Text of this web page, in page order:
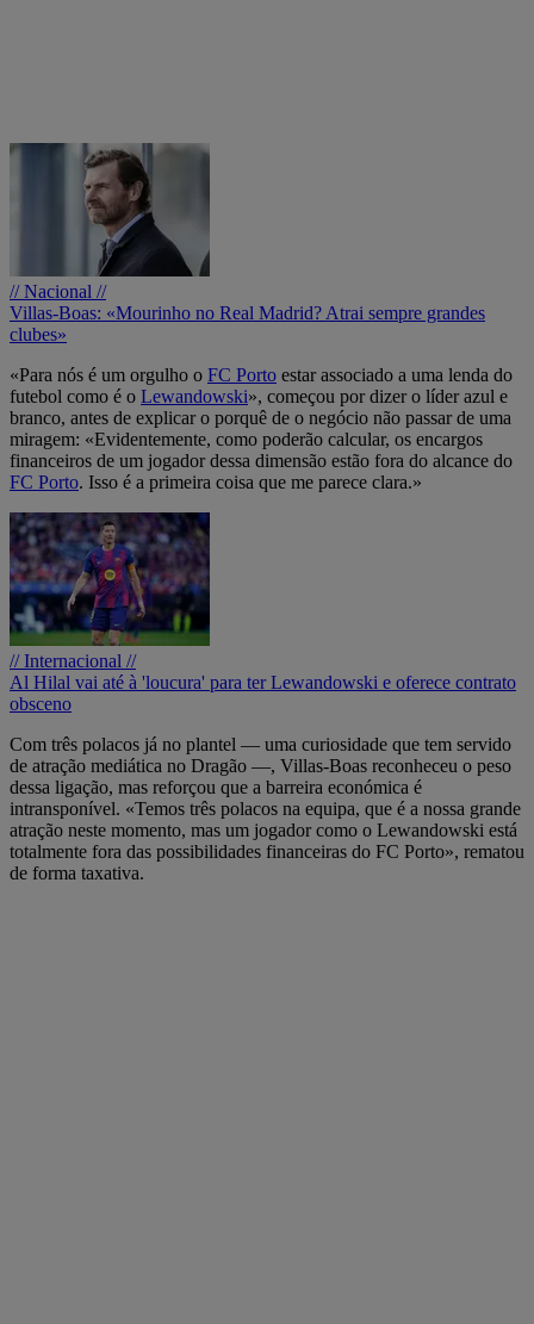
// Nacional //
Villas-Boas: «Mourinho no Real Madrid? Atrai sempre grandes
clubes»
«Para nós é um orgulho o FC Porto estar associado a uma lenda do
futebol como é o Lewandowski», começou por dizer o líder azul e
branco, antes de explicar o porquê de o negócio não passar de uma
miragem: «Evidentemente, como poderão calcular, os encargos
financeiros de um jogador dessa dimensão estão fora do alcance do
FC Porto. Isso é a primeira coisa que me parece clara.»
// Internacional //
Al Hilal vai até à 'loucura' para ter Lewandowski e oferece contrato
obsceno
Com três polacos já no plantel — uma curiosidade que tem servido
de atração mediática no Dragão —, Villas-Boas reconheceu o peso
dessa ligação, mas reforçou que a barreira económica é
intransponível. «Temos três polacos na equipa, que é a nossa grande
atração neste momento, mas um jogador como o Lewandowski está
totalmente fora das possibilidades financeiras do FC Porto», rematou
de forma taxativa.